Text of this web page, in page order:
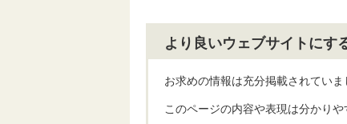
より良いウェブサイトにす
お求めの情報は充分掲載されていま
このページの内容や表現は分かりや